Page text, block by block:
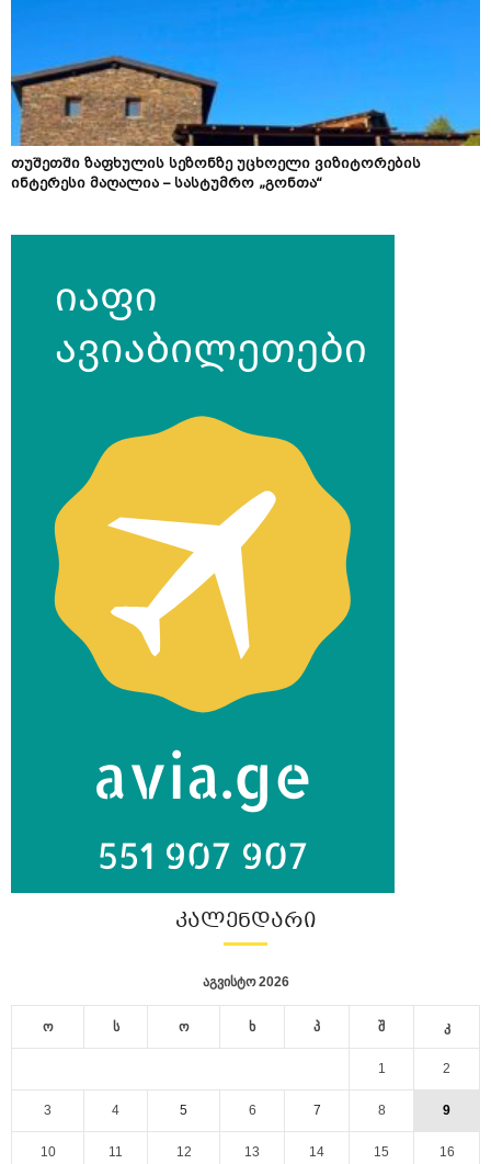
თუშეთში ზაფხულის სეზონზე უცხოელი ვიზიტორების
ინტერესი მაღალია – სასტუმრო „გონთა“
ᲙᲐᲚᲔᲜᲓᲐᲠᲘ
აგვისტო 2026
ო ს ო ხ პ შ კ
1 2
3 4 5 6 7 8 9
10 11 12 13 14 15 16